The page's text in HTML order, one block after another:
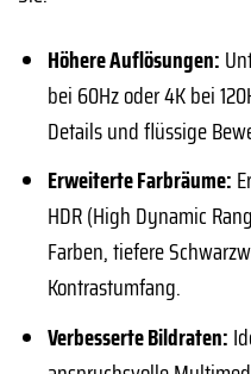
Höhere Auflösungen:
bei 60Hz oder 4K bei
Details und flüssige
Erweiterte Farbräume:
HDR (High Dynamic
Farben, tiefere
Kontrastumfang.
Verbesserte Bildraten: